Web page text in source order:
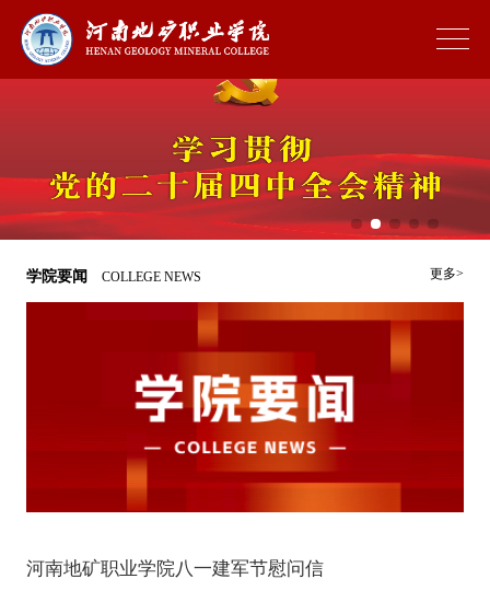
学院要闻 COLLEGE NEWS 更多>
河南地矿职业学院八一建军节慰问信